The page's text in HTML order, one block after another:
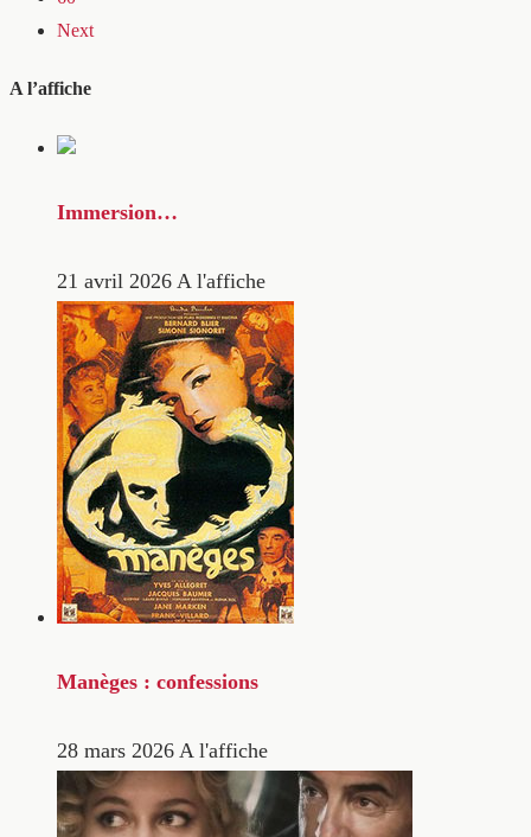
Next
A l’affiche
Immersion…
21 avril 2026 A l'affiche
Manèges : confessions
28 mars 2026 A l'affiche